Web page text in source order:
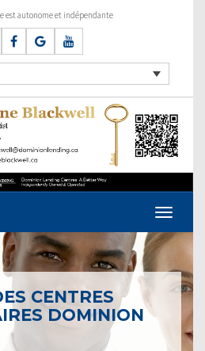
est autonome et indépendante
CENTRES
DOMINION